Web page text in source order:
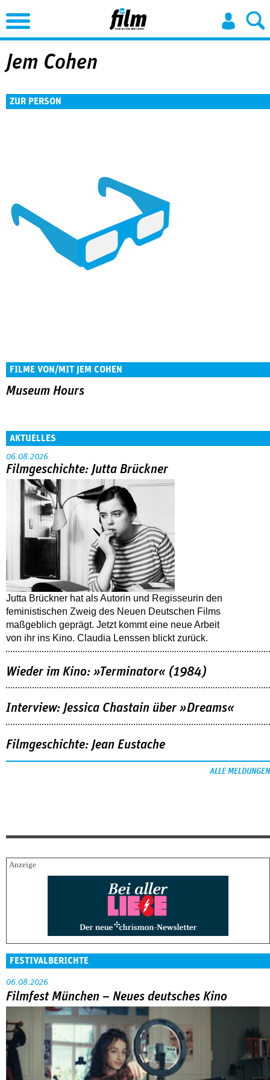
Jump to Navigation
Jem Cohen
ZUR PERSON
FILME VON/MIT JEM COHEN
Museum Hours
AKTUELLES
06.08.2026
Filmgeschichte: Jutta Brückner
Jutta Brückner hat als Autorin und Regisseurin den
feministischen Zweig des Neuen Deutschen Films
maßgeblich geprägt. Jetzt kommt eine neue Arbeit
von ihr ins Kino. Claudia Lenssen blickt zurück.
Wieder im Kino: »Terminator« (1984)
Interview: Jessica Chastain über »Dreams«
Filmgeschichte: Jean Eustache
ALLE MELDUNGEN
FESTIVALBERICHTE
06.08.2026
Filmfest München – Neues deutsches Kino